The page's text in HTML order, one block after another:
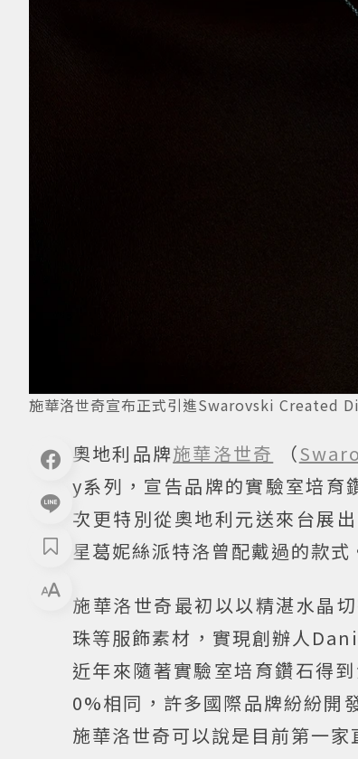
施華洛世奇宣布正式引進Swarovski Created
奧地利品牌施華洛世奇 （
y系列，宣告品牌的實驗室培
次更特別從奧地利元送來台展
星葛妮絲派特洛曾配戴過的款式
施華洛世奇最初以以精湛水晶
珠等服飾素材，實現創辦人
近年來隨著實驗室培育鑽石得
0%相同，許多國際品牌紛紛開
施華洛世奇可以說是目前第一